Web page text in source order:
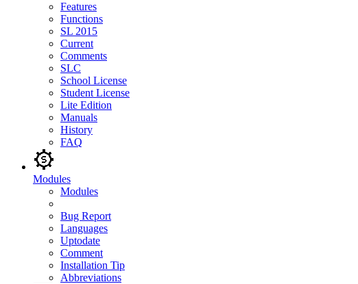
Features
Functions
SL 2015
Current
Comments
SLC
School License
Student License
Lite Edition
Manuals
History
FAQ
Modules
Modules
Bug Report
Languages
Uptodate
Comment
Installation Tip
Abbreviations